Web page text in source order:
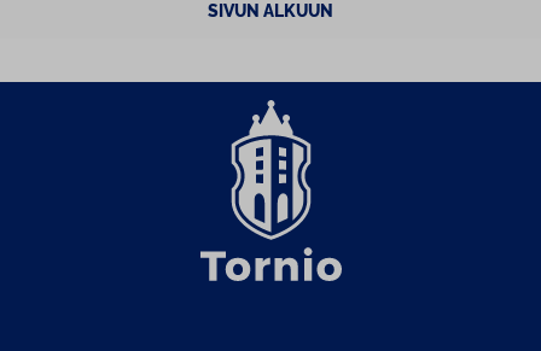
SIVUN ALKUUN